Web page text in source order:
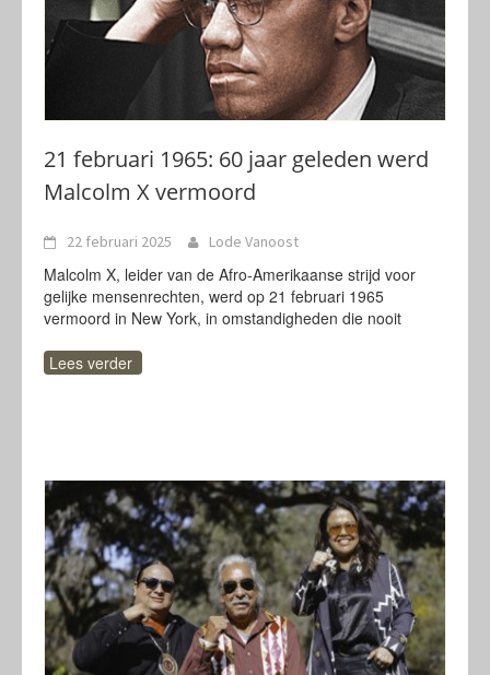
21 februari 1965: 60 jaar geleden werd
Malcolm X vermoord
22 februari 2025 Lode Vanoost
Malcolm X, leider van de Afro-Amerikaanse strijd voor
gelijke mensenrechten, werd op 21 februari 1965
vermoord in New York, in omstandigheden die nooit
Lees verder